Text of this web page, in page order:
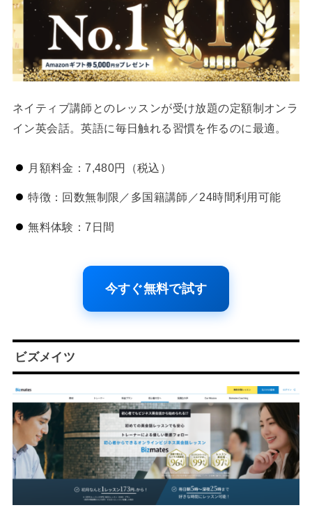
ネイティブ講師とのレッスンが受け放題の定額制オンラ
イン英会話。英語に毎日触れる習慣を作るのに最適。
月額料金：7,480円（税込）
特徴：回数無制限／多国籍講師／24時間利用可能
無料体験：7日間
今すぐ無料で試す
ビズメイツ